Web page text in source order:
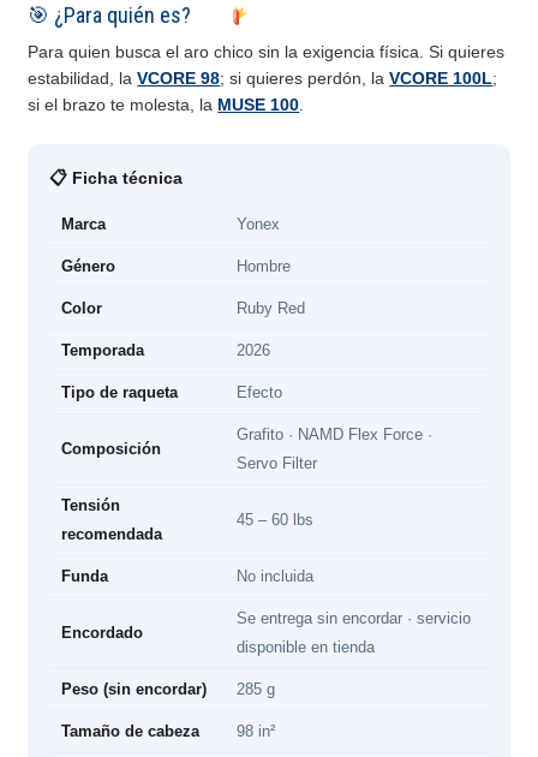
🎯 ¿Para quién es?
Para quien busca el aro chico sin la exigencia física. Si quieres
estabilidad, laVCORE 98; si quieres perdón, laVCORE 100L;
si el brazo te molesta, la MUSE 100
📋 Ficha técnica
Marca Yonex
Género Hombre
Color Ruby Red
Temporada 2026
Tipo de raqueta Efecto
Composición
Grafito · NAMD Flex Force ·
Servo Filter
Tensión
recomendada
45 – 60 lbs
Funda No incluida
Encordado
Se entrega sin encordar · servicio
disponible en tienda
Peso (sin encordar) 285 g
Tamaño de cabeza 98 in²